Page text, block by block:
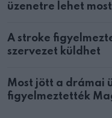
üzenetre lehet
A stroke
szervezet küldhet
Most jött a drámai
figyelmeztették